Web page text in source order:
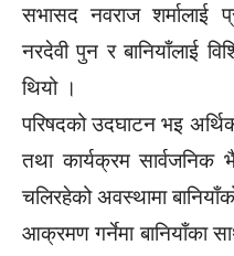
सभासद नवराज शर्मालाई
नरदेवी पुन र बानियाँलाई
थियो ।
परिषदको उदघाटन भइ
तथा कार्यक्रम सार्वजनिक
चलिरहेको अवस्थामा
आक्रमण गर्नेमा बानियाँका